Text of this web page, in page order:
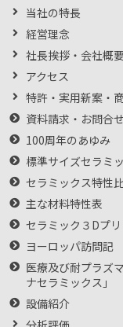
当社の特長
経営理念
社長挨拶・会社概
アクセス
特許・実用新案・
資料請求・お問合せ
100周年のあゆみ
標準サイズセラミ
セラミックス特性
主な材料特性表
セラミック３Dプ
ヨーロッパ訪問記
医療及び耐プラズ
ナセラミックス」
設備紹介